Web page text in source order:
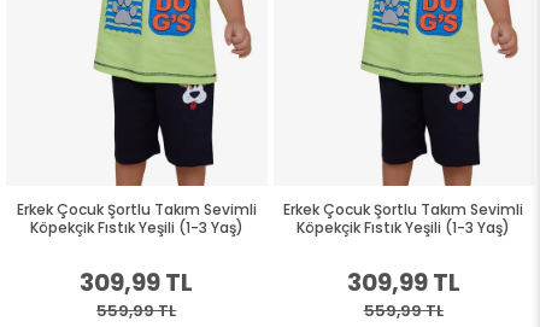
Erkek Çocuk Şortlu Takım Sevimli
Köpekçik Fıstık Yeşili (1-3 Yaş)
309,99 TL
559,99 TL
Erkek Çocuk Şortlu Takım Sevimli
Köpekçik Fıstık Yeşili (1-3 Yaş)
309,99 TL
559,99 TL